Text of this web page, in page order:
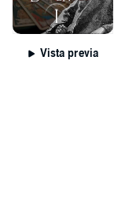
Vista previa